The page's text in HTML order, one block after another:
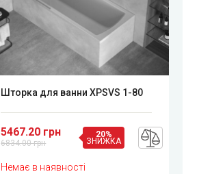
Шторка для ванни XPSVS 1-80
5467.20 грн
6834.00 грн
20%
ЗНИЖКА
Немає в наявності